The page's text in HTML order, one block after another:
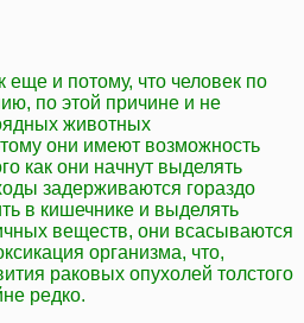
еще и потому, что человек по
по этой причине и не
животных
они имеют возможность
как они начнут выделять
задерживаются гораздо
в кишечнике и выделять
веществ, они всасываются
организма, что,
раковых опухолей толстого
редко.